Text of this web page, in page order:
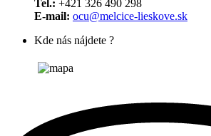
Tel.: +421 326 490 298
E-mail: ocu@melcice-lieskove.sk
Kde nás nájdete ?